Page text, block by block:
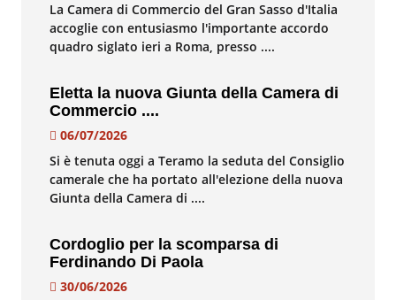
La Camera di Commercio del Gran Sasso d'Italia
accoglie con entusiasmo l'importante accordo
quadro siglato ieri a Roma, presso ....
Eletta la nuova Giunta della Camera di
Commercio ....
06/07/2026
Si è tenuta oggi a Teramo la seduta del Consiglio
camerale che ha portato all'elezione della nuova
Giunta della Camera di ....
Cordoglio per la scomparsa di
Ferdinando Di Paola
30/06/2026